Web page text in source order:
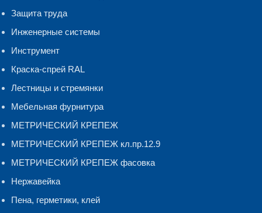
Защита труда
Инженерные системы
Инструмент
Краска-спрей RAL
Лестницы и стремянки
Мебельная фурнитура
МЕТРИЧЕСКИЙ КРЕПЕЖ
МЕТРИЧЕСКИЙ КРЕПЕЖ кл.пр.12.9
МЕТРИЧЕСКИЙ КРЕПЕЖ фасовка
Нержавейка
Пена, герметики, клей